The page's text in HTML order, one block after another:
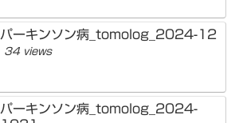
パーキンソン病_tomolog_2024-12
34 views
パーキンソン病_tomolog_2024-